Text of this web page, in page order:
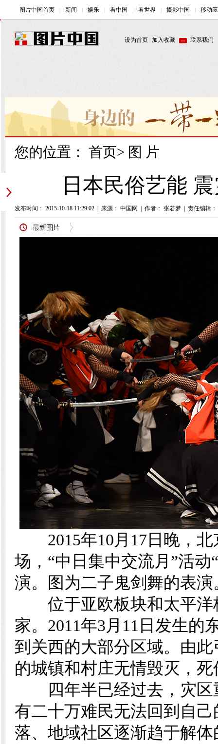
您的位置： 首页> 图 片
日本民俗艺能
发布时间： 2015-10-18 11:29:02 来源： 中国网 作者： 张若梦 责任编辑
2015年10月17日晚，北
场 ，“中日集中交流月”活
演。图为二子鬼剑舞的
位于亚欧板块和太平
家。2011年3月11日发生的
到关西的大部分区域。由
的城镇和村庄无情毁灭，
四年半已经过去，灾区
有二十万难民无法回到自
落、地域社区逐渐趋于解